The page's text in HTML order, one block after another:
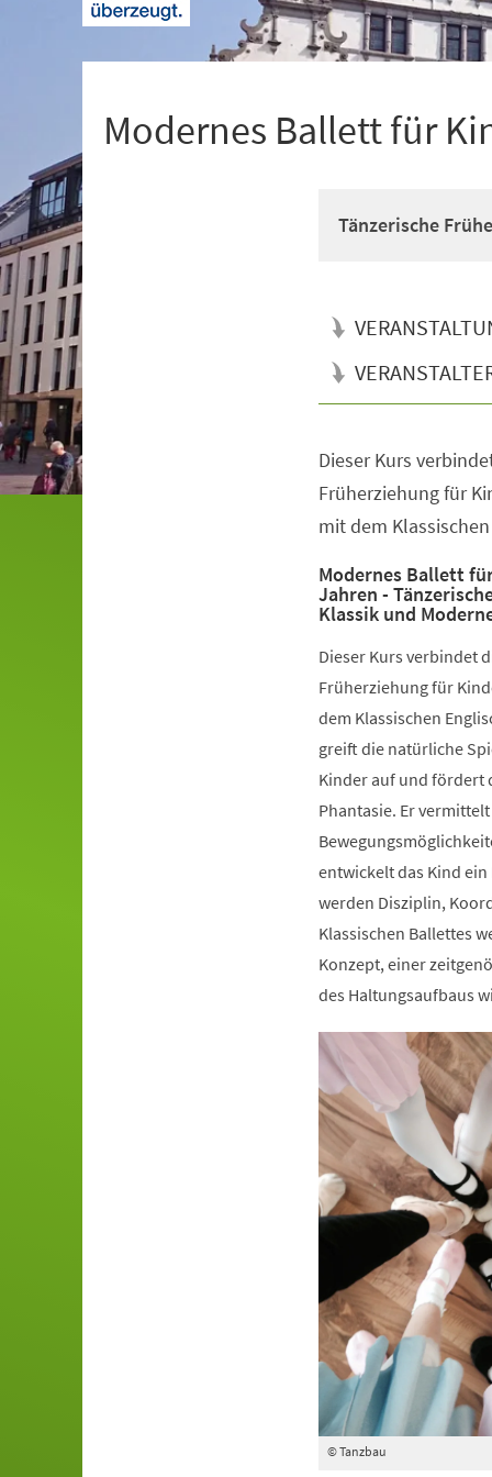
Modernes Ballett für
Tänzerische
Dieser Kurs
Früherziehung für
mit dem
Modernes Ballett
Jahren -
Klassik und
Dieser Kurs verbindet
Früherziehung für
dem Klassischen
greift die natürliche
Kinder auf und fördert
Phantasie. Er
entwickelt das Kind
werden Disziplin,
Klassischen Ballettes
Konzept, einer
des Haltungsaufbaus
© Tanzbau